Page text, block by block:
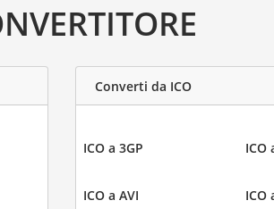
Converti da ICO
ICO a 3GP ICO
ICO a AVI ICO